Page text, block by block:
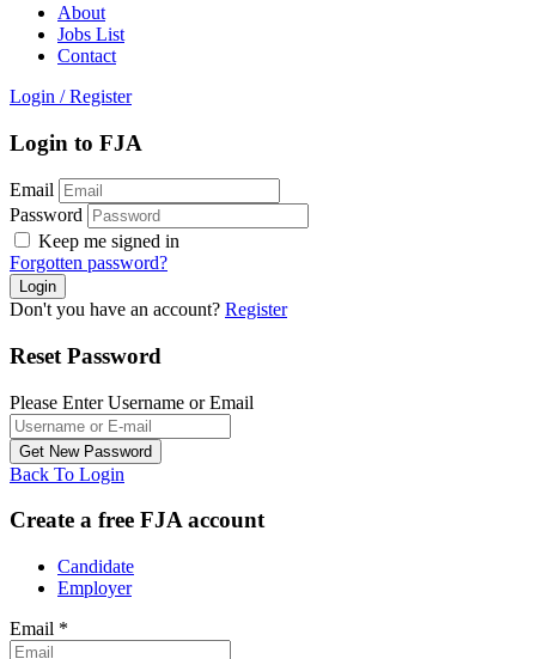
About
Jobs List
Contact
Login / Register
Login to FJA
Email
Password
Keep me signed in
Forgotten password?
Don't you have an account? Register
Reset Password
Please Enter Username or Email
Back To Login
Create a free FJA account
Candidate
Employer
Email *